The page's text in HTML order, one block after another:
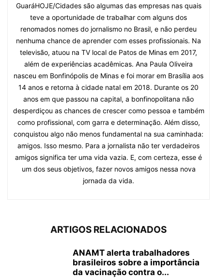
GuaráHOJE/Cidades são algumas das empresas nas quais
teve a oportunidade de trabalhar com alguns dos
renomados nomes do jornalismo no Brasil, e não perdeu
nenhuma chance de aprender com esses profissionais. Na
televisão, atuou na TV local de Patos de Minas em 2017,
além de experiências acadêmicas. Ana Paula Oliveira
nasceu em Bonfinópolis de Minas e foi morar em Brasília aos
14 anos e retorna à cidade natal em 2018. Durante os 20
anos em que passou na capital, a bonfinopolitana não
desperdiçou as chances de crescer como pessoa e também
como profissional, com garra e determinação. Além disso,
conquistou algo não menos fundamental na sua caminhada:
amigos. Isso mesmo. Para a jornalista não ter verdadeiros
amigos significa ter uma vida vazia. E, com certeza, esse é
um dos seus objetivos, fazer novos amigos nessa nova
jornada da vida.
ARTIGOS RELACIONADOS
ANAMT alerta trabalhadores
brasileiros sobre a importância
da vacinação contra o...